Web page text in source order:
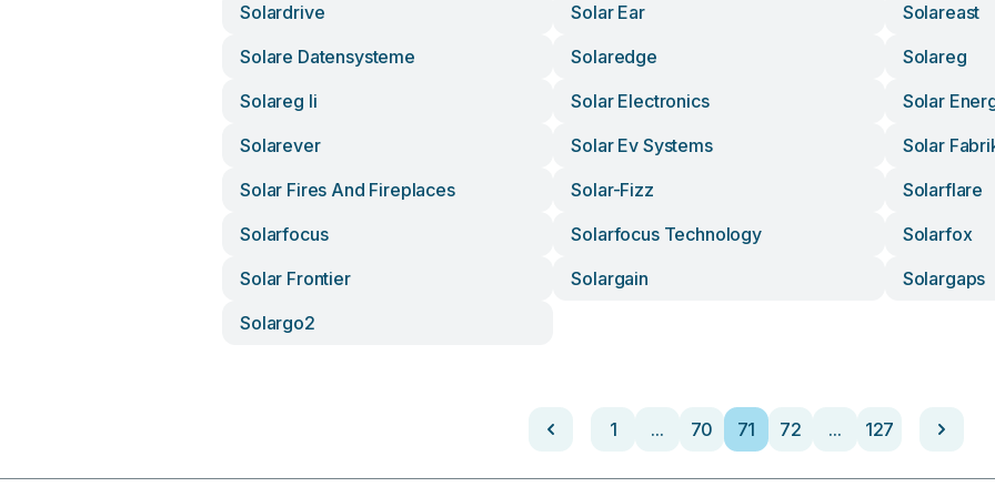
Solardrive Solar Ear
Solareast
Solare Datensysteme
Solaredge
Solareg
Solareg Ii
Solar Electronics
Solar
Solarever
Solar Ev Systems
Solar
Solar Fires And Fireplaces
Solar-Fizz
Solarflare
Solarfocus
Solarfocus Technology
Solarfox
Solar Frontier
Solargain
Solargaps
Solargo2
1 ... 70 71 72 ... 127